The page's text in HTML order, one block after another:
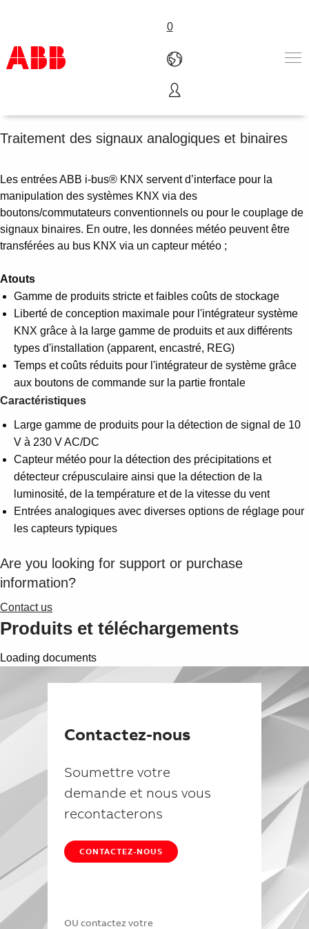
0
Products & Solutions
Industries
Where to buy
Contact us
Careers
Suggestions
See more products
Traitement des signaux analogiques et binaires
Les entrées ABB i-bus® KNX servent d’interface pour la
manipulation des systèmes KNX via des
boutons/commutateurs conventionnels ou pour le couplage de
signaux binaires. En outre, les données météo peuvent être
transférées au bus KNX via un capteur météo ;
Atouts
Gamme de produits stricte et faibles coûts de stockage
Liberté de conception maximale pour l'intégrateur système
KNX grâce à la large gamme de produits et aux différents
types d'installation (apparent, encastré, REG)
Temps et coûts réduits pour l'intégrateur de système grâce
aux boutons de commande sur la partie frontale
Caractéristiques
Large gamme de produits pour la détection de signal de 10
V à 230 V AC/DC
Capteur météo pour la détection des précipitations et
détecteur crépusculaire ainsi que la détection de la
luminosité, de la température et de la vitesse du vent
Entrées analogiques avec diverses options de réglage pour
les capteurs typiques
Are you looking for support or purchase
information?
Contact us
Produits et téléchargements
Loading documents
Contactez-nous
Soumettre votre
demande et nous vous
recontacterons
CONTACTEZ-NOUS
OU contactez votre